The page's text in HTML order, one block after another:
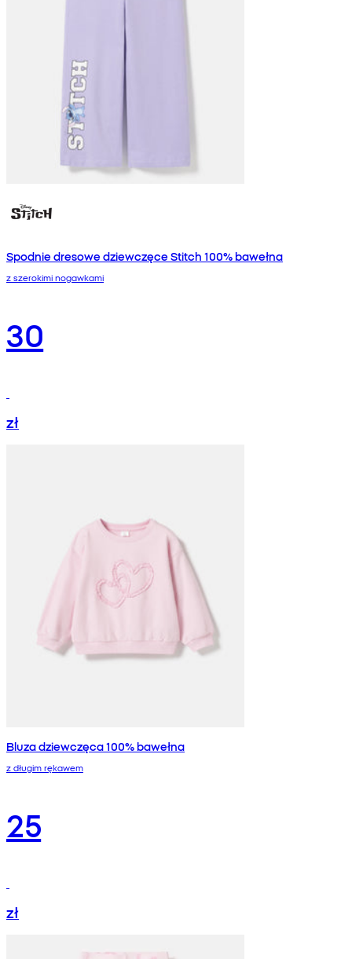
Spodnie dresowe dziewczęce Stitch 100% bawełna
z szerokimi nogawkami
30
zł
Bluza dziewczęca 100% bawełna
z długim rękawem
25
zł